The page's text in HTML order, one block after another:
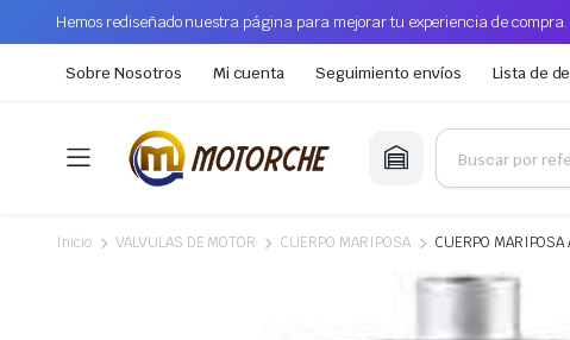
Hemos rediseñado nuestra página para mejorar tu experiencia de
Sobre Nosotros Mi cuenta Seguimiento envíos Lista de
Inicio VALVULAS DE MOTOR CUERPO MARIPOSA CUERPO MARIPOSA